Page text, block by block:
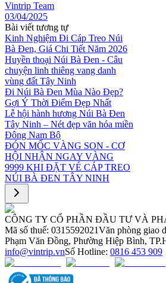
Vintrip Team
03/04/2025
Bài viết tương tự
Kinh Nghiệm Đi Cáp Treo Núi
Bà Đen, Giá Chi Tiết Năm 2026
Huyền thoại Núi Bà Đen - Câu
chuyện linh thiêng vang danh
vùng đất Tây Ninh
Đi Núi Bà Đen Mùa Nào Đẹp?
Gợi Ý Thời Điểm Đẹp Nhất
Lễ hội hành hương Núi Bà Đen
Tây Ninh – Nét đẹp văn hóa miền
Đông Nam Bộ
ĐÓN MỐC VÀNG SON - CƠ
HỘI NHẬN NGAY VÀNG
9999 KHI ĐẶT VÉ CÁP TREO
NÚI BÀ ĐEN TÂY NINH
CÔNG TY CỔ PHẦN ĐẦU TƯ VÀ
Mã số thuế: 0315592021Văn phòng giao
Phạm Văn Đồng, Phường Hiệp Bình,
info@vintrip.vnSố Hotline: 0816 453 909